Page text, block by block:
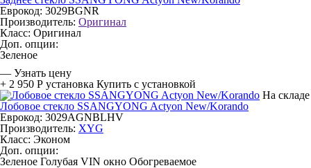
Еврокод: 3029BGNR
Производитель: Оригинал
Класс: Оригинал
Доп. опции:
Зеленое
— Узнать цену
+ 2 950 Р установка Купить с установкой
На складе
Лобовое стекло SSANGYONG Actyon New/Korando
Еврокод: 3029AGNBLHV
Производитель: XYG
Класс: Эконом
Доп. опции:
Зеленое Голубая VIN окно Обогреваемое